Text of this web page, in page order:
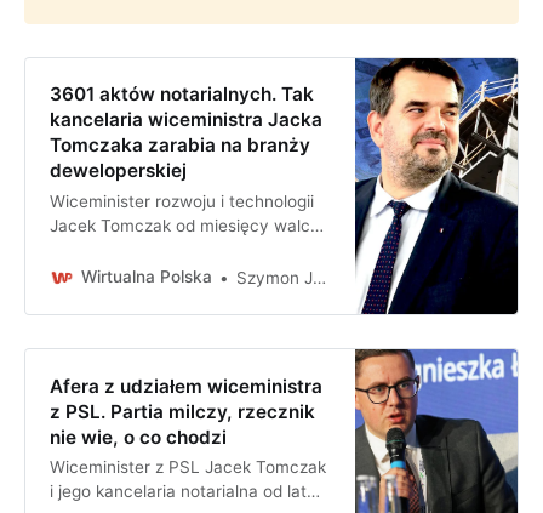
3601 aktów notarialnych. Tak
kancelaria wiceministra Jacka
Tomczaka zarabia na branży
deweloperskiej
Wiceminister rozwoju i technologii
Jacek Tomczak od miesięcy walczy
mieszkaniowych. Jak wynika ze
jego kancelaria notarialna od lat
masowo obsługują
Wirtualna Polska Szymon Jadczak
Afera z udziałem wiceministra
z PSL. Partia milczy, rzecznik
nie wie, o co chodzi
Wiceminister z PSL Jacek Tomczak
i jego kancelaria notarialna od lat